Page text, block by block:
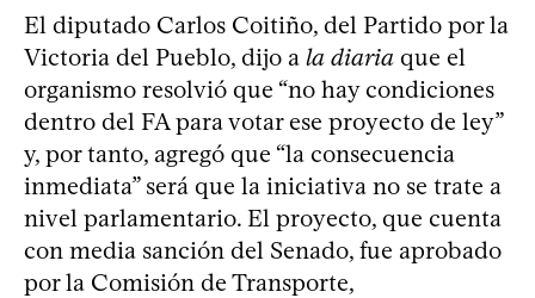
El diputado Carlos Coitiño, del Partido por la
Victoria del Pueblo, dijo a la diaria que el
organismo resolvió que “no hay condiciones
dentro del FA para votar ese proyecto de ley”
y, por tanto, agregó que “la consecuencia
inmediata” será que la iniciativa no se trate a
nivel parlamentario. El proyecto, que cuenta
con media sanción del Senado, fue aprobado
por la Comisión de Transporte,